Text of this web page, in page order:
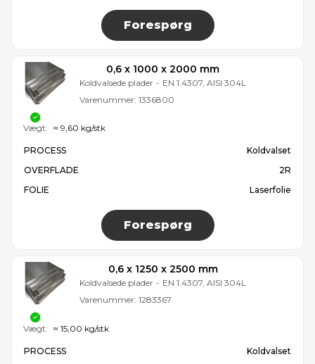
Forespørg
0,6 x 1000 x 2000 mm
Koldvalsede plader - EN 1.4307, AISI 304L
Varenummer: 1336800
PROCESS
Koldvalset
OVERFLADE
2R
FOLIE
Laserfolie
Forespørg
Vægt: ≈ 9,60 kg/stk
0,6 x 1250 x 2500 mm
Koldvalsede plader - EN 1.4307, AISI 304L
Varenummer: 1283367
PROCESS
Koldvalset
Vægt: ≈ 15,00 kg/stk